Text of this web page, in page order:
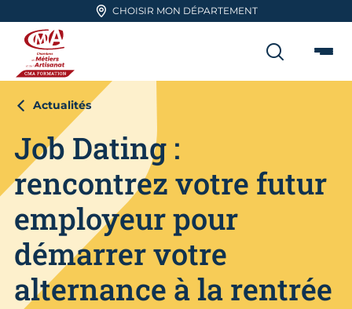
Aller en haut de pageCHOISIR MON DÉPARTEMENT
CMA FORMATION
Actualités
Job Dating :
rencontrez votre futur
employeur pour
démarrer votre
alternance à la rentrée